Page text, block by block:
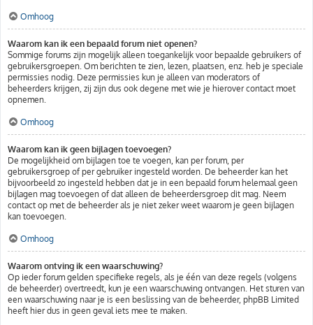
Omhoog
Waarom kan ik een bepaald forum niet openen?
Sommige forums zijn mogelijk alleen toegankelijk voor bepaalde gebruikers of
gebruikersgroepen. Om berichten te zien, lezen, plaatsen, enz. heb je speciale
permissies nodig. Deze permissies kun je alleen van moderators of
beheerders krijgen, zij zijn dus ook degene met wie je hierover contact moet
opnemen.
Omhoog
Waarom kan ik geen bijlagen toevoegen?
De mogelijkheid om bijlagen toe te voegen, kan per forum, per
gebruikersgroep of per gebruiker ingesteld worden. De beheerder kan het
bijvoorbeeld zo ingesteld hebben dat je in een bepaald forum helemaal geen
bijlagen mag toevoegen of dat alleen de beheerdersgroep dit mag. Neem
contact op met de beheerder als je niet zeker weet waarom je geen bijlagen
kan toevoegen.
Omhoog
Waarom ontving ik een waarschuwing?
Op ieder forum gelden specifieke regels, als je één van deze regels (volgens
de beheerder) overtreedt, kun je een waarschuwing ontvangen. Het sturen van
een waarschuwing naar je is een beslissing van de beheerder, phpBB Limited
heeft hier dus in geen geval iets mee te maken.